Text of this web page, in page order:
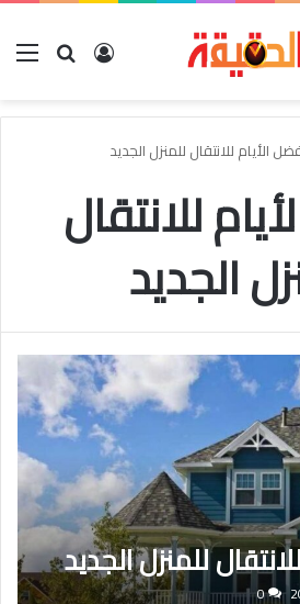
بحث عنتسجيل
الأيام للانتقال للمنزل الجديد
للانتقال
الجديد
للمنزل الجديد
0